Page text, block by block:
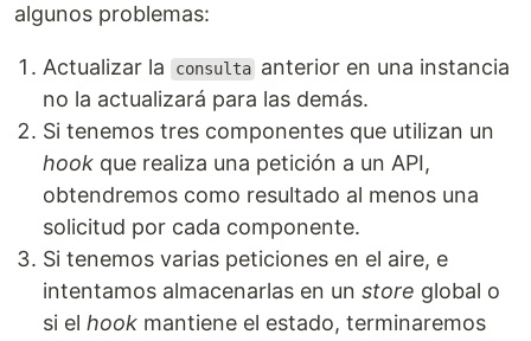
algunos problemas:
Actualizar la consulta anterior en una instancia
no la actualizará para las demás.
Si tenemos tres componentes que utilizan un
hook que realiza una petición a un API,
obtendremos como resultado al menos una
solicitud por cada componente.
Si tenemos varias peticiones en el aire, e
intentamos almacenarlas en un store global o
si el hook mantiene el estado, terminaremos